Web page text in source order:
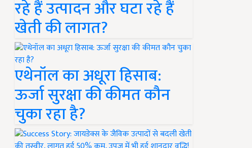
रहे हैं उत्पादन और घटा रहे हैं
खेती की लागत?
एथेनॉल का अधूरा हिसाब:
ऊर्जा सुरक्षा की कीमत कौन
चुका रहा है?